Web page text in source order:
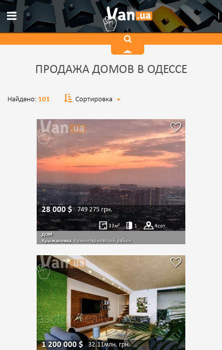
ПРОДАЖА ДОМОВ В ОДЕССЕ
Найдено: 101 Сортировка
28 000$ 749 275 грн.
33м² 1 4сот.
дом
Крыжановка, Коминтерновский район
1 200 000 $ 32.11млн. грн.